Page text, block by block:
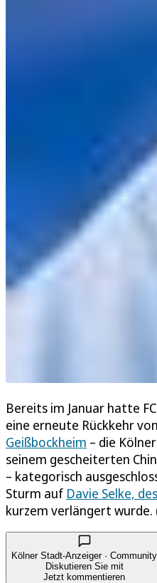
Bereits im Januar hatte
eine erneute Rückkehr
Geißbockheim – die
seinem gescheiterten
– kategorisch
Sturm auf Davie Selke,
kurzem verlängert wurde.
Kölner Stadt-Anzeiger · Community
Diskutieren Sie mit
Jetzt kommentieren